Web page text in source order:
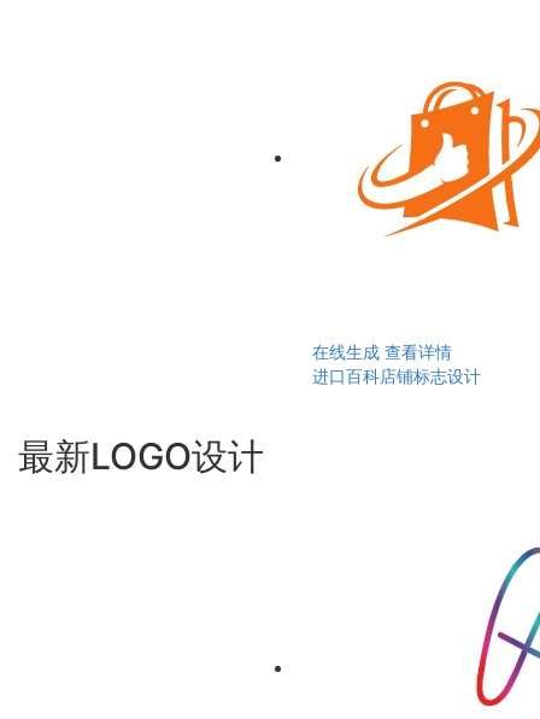
在线生成 查看详情
进口百科店铺标志设计
最新LOGO设计